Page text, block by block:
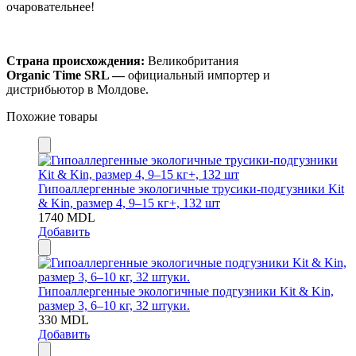
очаровательнее!
Страна происхождения: Великобритания
Organic Time SRL —официальный импортер и
дистрибьютор в Молдове.
Похожие товары
Гипоаллергенные экологичные трусики-подгузники Kit
& Kin, размер 4, 9–15 кг+, 132 шт
1740 MDL
Добавить
Гипоаллергенные экологичные подгузники Kit & Kin,
размер 3, 6–10 кг, 32 штуки.
330 MDL
Добавить